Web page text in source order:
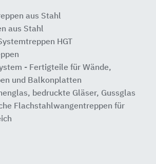
aus Stahl
aus Stahl
HGT
- Fertigteile für Wände,
und Balkonplatten
bedruckte Gläser, Gussglas
Flachstahlwangentreppen für